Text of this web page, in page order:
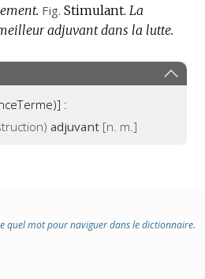
Fig. Stimulant. La
adjuvant dans la lutte.
:
adjuvant [n. m.]
quel mot pour naviguer dans le dictionnaire.